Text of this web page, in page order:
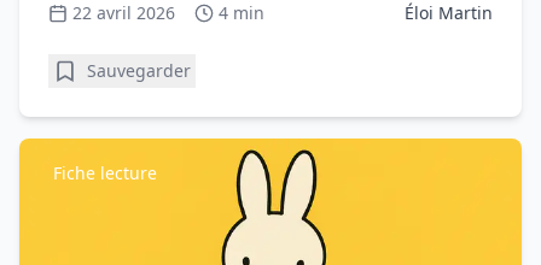
22 avril 2026 4 min Éloi Martin
Sauvegarder
Fiche lecture